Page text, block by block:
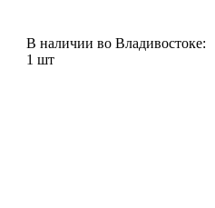
В наличии во Владивостоке:
1 шт